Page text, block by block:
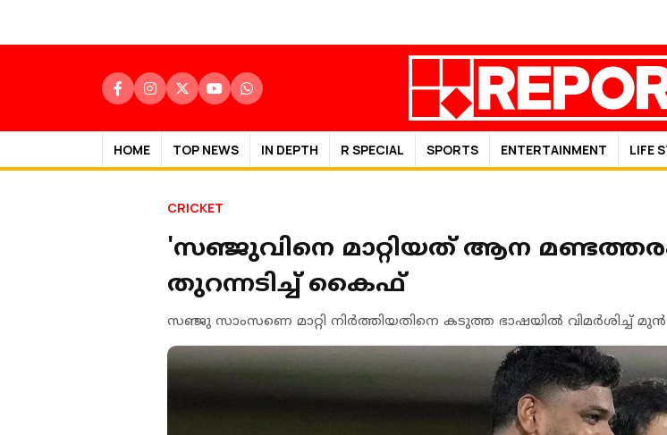
HOME TOP NEWS IN DEPTH R SPECIAL SPORTS ENTERTAINMENT LIFE
CRICKET
'സഞ്ജുവിനെ മാറ്റിയത് ആന
തുറന്നടിച്ച് കൈഫ്
സഞ്ജു സാംസണെ മാറ്റി നിർത്തിയതിനെ കടുത്ത ഭാഷയിൽ വിമർശിച്ച്